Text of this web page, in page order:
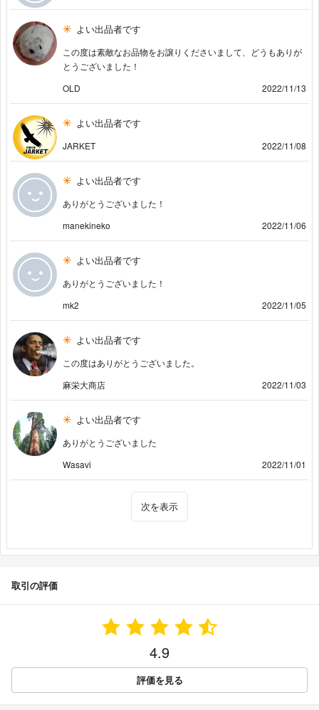
よい出品者です
この度は素敵なお品物をお譲りくださいまして、どうもありが
とうございました！
OLD
2022/11/13
よい出品者です
JARKET 2022/11/08
よい出品者です
ありがとうございました！
manekineko
2022/11/06
よい出品者です
ありがとうございました！
mk2
2022/11/05
よい出品者です
この度はありがとうございました。
麻栄大商店
2022/11/03
よい出品者です
ありがとうございました
Wasavi
2022/11/01
次を表示
取引の評価
4.9
評価を見る